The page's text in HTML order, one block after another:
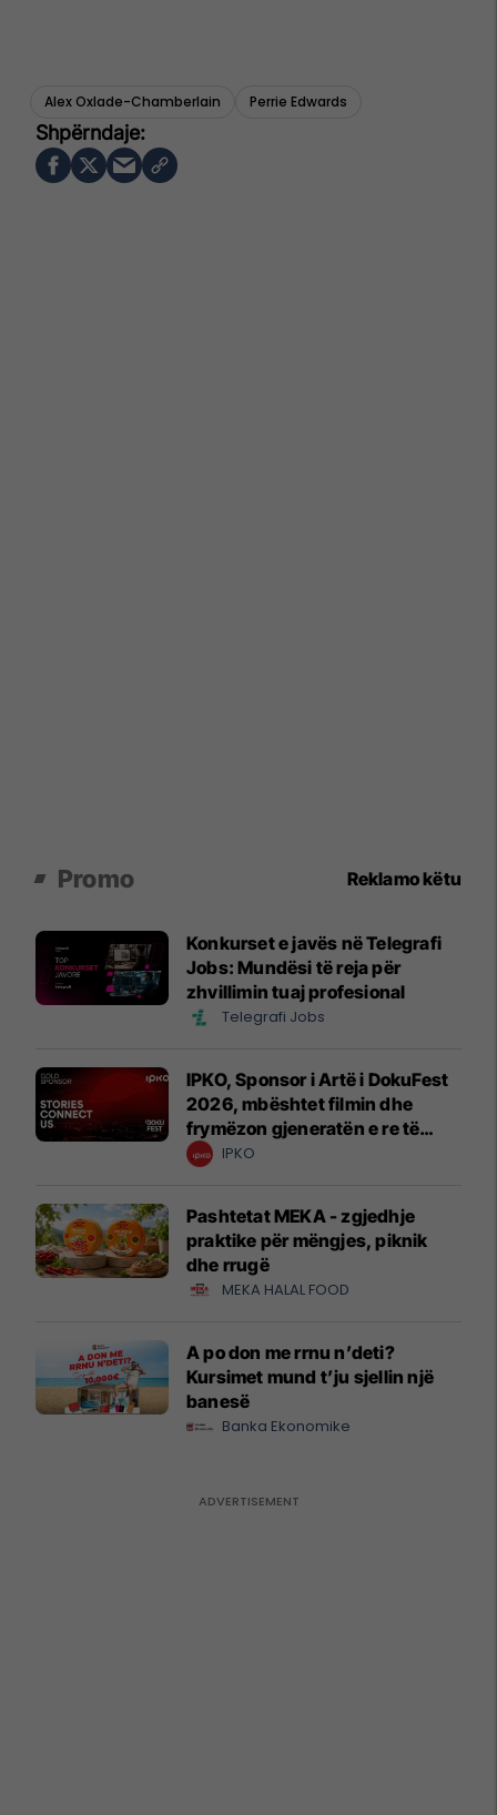
Alex Oxlade-Chamberlain Perrie Edwards
Promo Reklamo këtu
Konkurset e javës në Telegrafi
Jobs: Mundësi të reja për
zhvillimin tuaj profesional
Telegrafi Jobs
IPKO, Sponsor i Artë i DokuFest
2026, mbështet filmin dhe
frymëzon gjeneratën e re të
krijuesve
IPKO
Pashtetat MEKA - zgjedhje
praktike për mëngjes, piknik
dhe rrugë
MEKA HALAL FOOD
A po don me rrnu n’deti?
Kursimet mund t’ju sjellin një
banesë
Banka Ekonomike